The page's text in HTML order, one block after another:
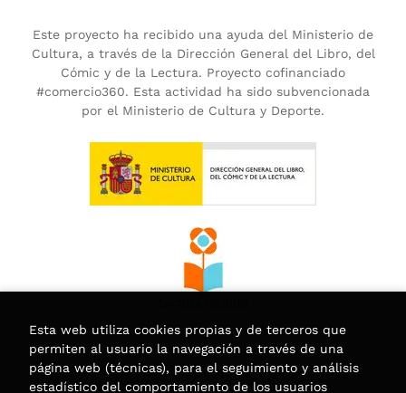
Este proyecto ha recibido una ayuda del Ministerio de
Cultura, a través de la Dirección General del Libro, del
Cómic y de la Lectura. Proyecto cofinanciado
#comercio360. Esta actividad ha sido subvencionada
por el Ministerio de Cultura y Deporte.
Esta web utiliza cookies propias y de terceros que
permiten al usuario la navegación a través de una
página web (técnicas), para el seguimiento y análisis
estadístico del comportamiento de los usuarios